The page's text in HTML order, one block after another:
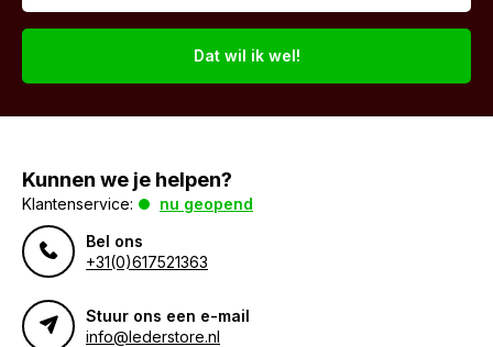
Dat wil ik wel!
Kunnen we je helpen?
Klantenservice:
nu geopend
Bel ons
+31(0)617521363
Stuur ons een e-mail
info@lederstore.nl